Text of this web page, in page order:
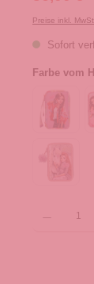
Preise inkl.
Sofort
Farbe vom